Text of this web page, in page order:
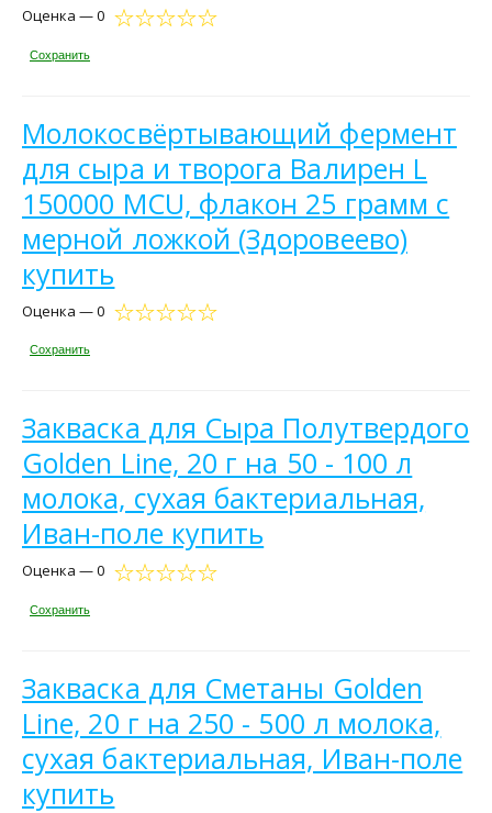
Оценка — 0
Сохранить
Молокосвёртывающий фермент
для сыра и творога Валирен L
150000 MCU, флакон 25 грамм с
мерной ложкой (Здоровеево)
купить
Оценка — 0
Сохранить
Закваска для Сыра Полутвердого
Golden Line, 20 г на 50 - 100 л
молока, сухая бактериальная,
Иван-поле купить
Оценка — 0
Сохранить
Закваска для Сметаны Golden
Line, 20 г на 250 - 500 л молока,
сухая бактериальная, Иван-поле
купить